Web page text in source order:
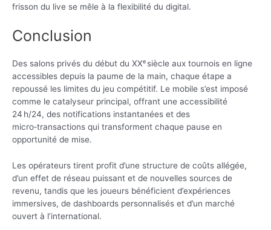
frisson du live se mêle à la flexibilité du digital.
Conclusion
Des salons privés du début du XXᵉ siècle aux tournois en ligne
accessibles depuis la paume de la main, chaque étape a
repoussé les limites du jeu compétitif. Le mobile s’est imposé
comme le catalyseur principal, offrant une accessibilité
24 h/24, des notifications instantanées et des
micro‑transactions qui transforment chaque pause en
opportunité de mise.
Les opérateurs tirent profit d’une structure de coûts allégée,
d’un effet de réseau puissant et de nouvelles sources de
revenu, tandis que les joueurs bénéficient d’expériences
immersives, de dashboards personnalisés et d’un marché
ouvert à l’international.